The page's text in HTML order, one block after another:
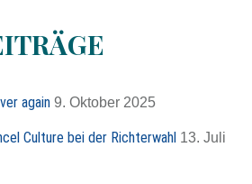
again 9. Oktober 2025
Culture bei der Richterwahl 13. Juli